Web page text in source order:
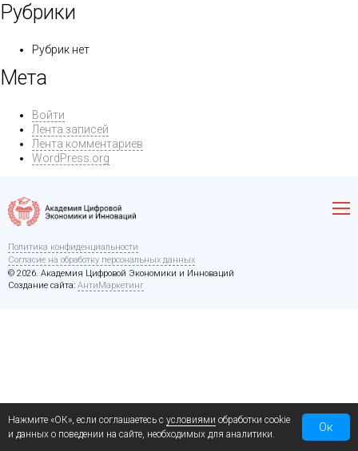
Рубрики
Рубрик нет
Мета
Войти
Лента записей
Лента комментариев
WordPress.org
Политика конфиденциальности
Согласие на обработку персональных данных
© 2026. Академия Цифровой Экономики и Инноваций
Создание сайта: АнтиМаркетинг
Нажмите «ОК», если соглашаетесь с условиями обработки cookie
и данных о поведении на сайте, необходимых для аналитики.
Ок